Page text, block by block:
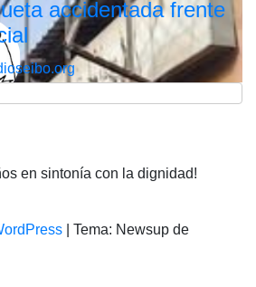
accidentada frente
en sintonía con la dignidad!
Tema: Newsup de